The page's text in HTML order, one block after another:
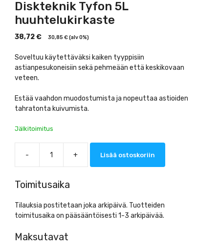
Diskteknik Tyfon 5L
huuhtelukirkaste
38,72€ 30,85 €(alv 0%)
Soveltuu käytettäväksi kaiken tyyppisiin
astianpesukoneisiin sekä pehmeään että keskikovaan
veteen.
Estää vaahdon muodostumista ja nopeuttaa astioiden
tahratonta kuivumista.
Jälkitoimitus
-
Diskteknik
Tyfon
määrä
+ Lisää ostoskoriin
Toimitusaika
Tilauksia postitetaan joka arkipäivä. Tuotteiden
toimitusaika on pääsääntöisesti 1-3 arkipäivää.
Maksutavat